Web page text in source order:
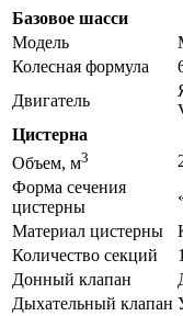
Базовое шасси
Модель
Колесная формула
Двигатель
Цистерна
Объем, м3
Форма сечения
цистерны
Материал цистерны
Количество секций
1
Донный клапан
Дыхательный клапан